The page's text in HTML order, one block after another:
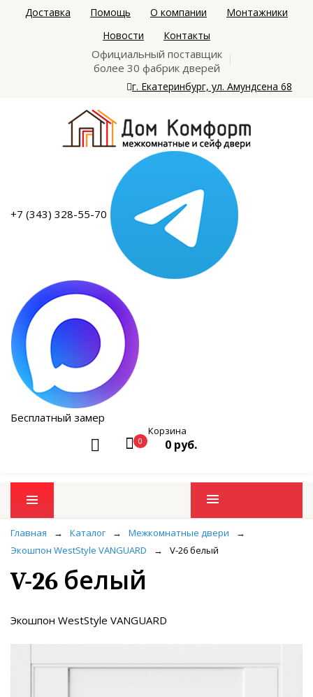
Доставка Помощь О компании
Монтажники
Новости
Контакты
Официальный поставщик
более 30 фабрик дверей
г. Екатеринбург, ул. Амундсена 68
+7 (343) 328-55-70
Бесплатный замер
0
Корзина
0 руб.
Промо товары
Главная → Каталог → Межкомнатные двери
→
Экошпон WestStyle VANGUARD
→ V-26 белый
V-26 белый
Экошпон WestStyle VANGUARD